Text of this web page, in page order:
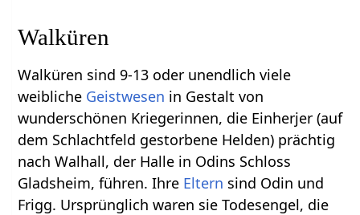
Walküren
Walküren sind 9-13 oder unendlich viele
weibliche Geistwesen in Gestalt von
wunderschönen Kriegerinnen, die Einherjer (auf
dem Schlachtfeld gestorbene Helden) prächtig
nach Walhall, der Halle in Odins Schloss
Gladsheim, führen. Ihre Eltern sind Odin und
Frigg. Ursprünglich waren sie Todesengel, die